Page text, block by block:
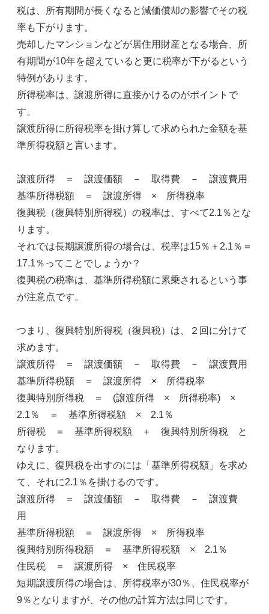
税は、所有期間が長くなると減価償却の影響でその税
率も下がります。
売却したマンションなどが居住用財産となる場合、所
有期間が10年を超えていると更に税率が下がるという
特例があります。
所得税率は、譲渡所得に直接かけるのがポイントで
す。
譲渡所得に所得税率を掛け算して求められた金額を基
準所得税額と言います。
譲渡所得 ＝ 譲渡価額 － 取得費 － 譲渡費用
基準所得税額 ＝ 譲渡所得 × 所得税率
復興税（復興特別所得税）の税率は、すべて2.1％とな
ります。
それでは長期譲渡所得の場合は、税率は15％＋2.1％＝
17.1％ってことでしょうか？
復興税の税率は、基準所得税額に累乗されるという事
が注意点です。
つまり、復興特別所得税（復興税）は、２回に分けて
求めます。
譲渡所得 ＝ 譲渡価額 － 取得費 － 譲渡費用
基準所得税額 ＝ 譲渡所得 × 所得税率
復興特別所得税 ＝ (譲渡所得 × 所得税率) ×
2.1％ ＝ 基準所得税額 × 2.1％
所得税 ＝ 基準所得税額 ＋ 復興特別所得税 と
なります。
ゆえに、復興税を出すのには「基準所得税額」を求め
て、それに2.1％を掛けるのです。
譲渡所得 ＝ 譲渡価額 － 取得費 － 譲渡費
用
基準所得税額 ＝ 譲渡所得 × 所得税率
復興特別所得税額 ＝ 基準所得税額 × 2.1％
住民税 ＝ 譲渡所得 × 住民税率
短期譲渡所得の場合は、所得税率が30％、住民税率が
9％となりますが、その他の計算方法は同じです。